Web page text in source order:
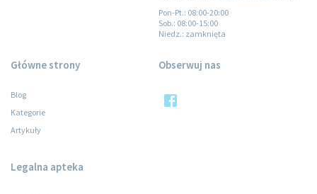
Pon-Pt.: 08:00-20:00
Sob.: 08:00-15:00
Niedz.: zamknięta
Główne strony
Blog
Kategorie
Artykuły
Legalna apteka
Obserwuj nas